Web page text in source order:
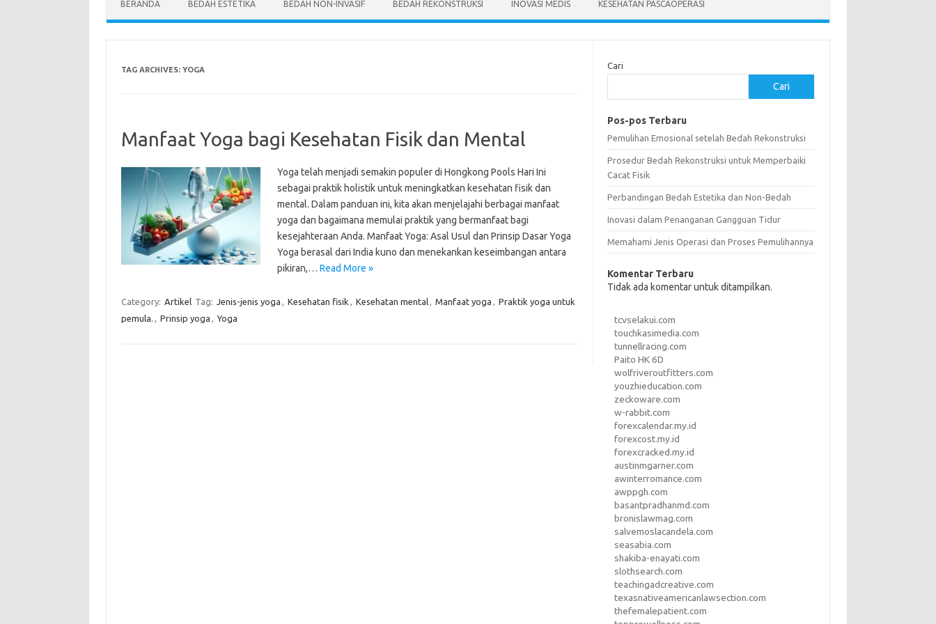
BERANDA BEDAH ESTETIKA BEDAH NON-INVASIF BEDAH REKONSTRUKSI INOVASI MEDIS KESEHATAN PASCAOPERASI
TAG ARCHIVES: YOGA
Manfaat Yoga bagi Kesehatan Fisik dan Mental
Yoga telah menjadi semakin populer di Hongkong Pools Hari Ini
sebagai praktik holistik untuk meningkatkan kesehatan fisik dan
mental. Dalam panduan ini, kita akan menjelajahi berbagai manfaat
yoga dan bagaimana memulai praktik yang bermanfaat bagi
kesejahteraan Anda. Manfaat Yoga: Asal Usul dan Prinsip Dasar Yoga
Yoga berasal dari India kuno dan menekankan keseimbangan antara
pikiran,… Read More »
Category: Artikel Tag: Jenis-jenis yoga , Kesehatan fisik , Kesehatan mental, Manfaat yoga , Praktik yoga untuk
pemula. , Prinsip yoga , Yoga
Cari
Cari
Pos-pos Terbaru
Pemulihan Emosional setelah Bedah Rekonstruksi
Prosedur Bedah Rekonstruksi untuk Memperbaiki
Cacat Fisik
Perbandingan Bedah Estetika dan Non-Bedah
Inovasi dalam Penanganan Gangguan Tidur
Memahami Jenis Operasi dan Proses Pemulihannya
Komentar Terbaru
Tidak ada komentar untuk ditampilkan.
tcvselakui.com
touchkasimedia.com
tunnellracing.com
Paito HK 6D
wolfriveroutfitters.com
youzhieducation.com
zeckoware.com
w-rabbit.com
forexcalendar.my.id
forexcost.my.id
forexcracked.my.id
austinmgarner.com
awinterromance.com
awppgh.com
basantpradhanmd.com
bronislawmag.com
salvemoslacandela.com
seasabia.com
shakiba-enayati.com
slothsearch.com
teachingadcreative.com
texasnativeamericanlawsection.com
thefemalepatient.com